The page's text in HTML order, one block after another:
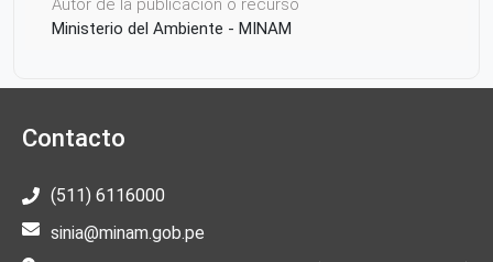
Autor de la publicación o recurso
Ministerio del Ambiente - MINAM
Contacto
(511) 6116000
sinia@minam.gob.pe